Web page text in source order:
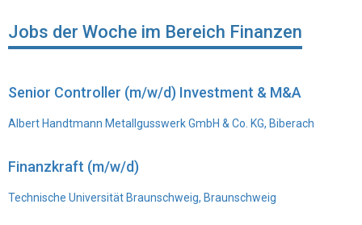
Jobs der Woche im Bereich Finanzen
Senior Controller (m/w/d) Investment & M&A
Albert Handtmann Metallgusswerk GmbH & Co. KG, Biberach
Finanzkraft (m/w/d)
Technische Universität Braunschweig, Braunschweig